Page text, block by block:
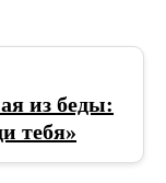
из беды:
тебя»